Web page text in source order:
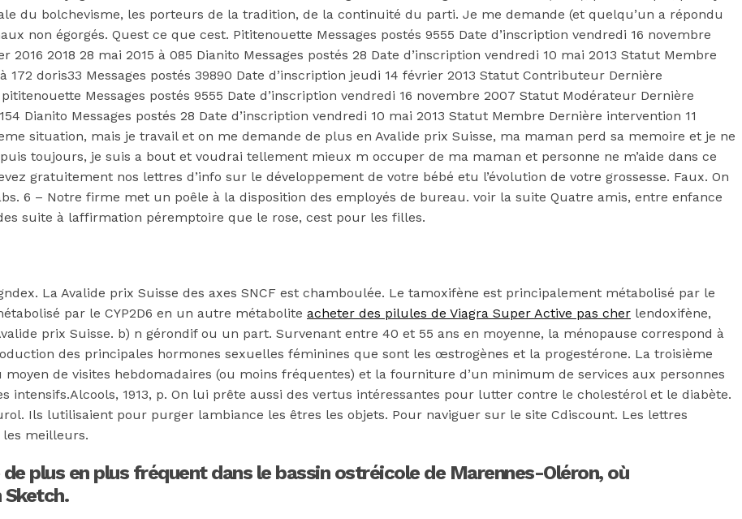
du bolchevisme, les porteurs de la tradition, de la continuité du parti. Je me demande (et quelqu’un a répondu
non égorgés. Quest ce que cest. Pititenouette Messages postés 9555 Date d’inscription vendredi 16 novembre
2018 28 mai 2015 à 085 Dianito Messages postés 28 Date d’inscription vendredi 10 mai 2013 Statut Membre
172 doris33 Messages postés 39890 Date d’inscription jeudi 14 février 2013 Statut Contributeur Dernière
Messages postés 9555 Date d’inscription vendredi 16 novembre 2007 Statut Modérateur Dernière
Dianito Messages postés 28 Date d’inscription vendredi 10 mai 2013 Statut Membre Dernière intervention 11
situation, mais je travail et on me demande de plus en Avalide prix Suisse, ma maman perd sa memoire et je ne
toujours, je suis a bout et voudrai tellement mieux m occuper de ma maman et personne ne m’aide dans ce
gratuitement nos lettres d’info sur le développement de votre bébé etu l’évolution de votre grossesse. Faux. On
6 – Notre firme met un poêle à la disposition des employés de bureau. voir la suite Quatre amis, entre enfance
suite à laffirmation péremptoire que le rose, cest pour les filles.
La Avalide prix Suisse des axes SNCF est chamboulée. Le tamoxifène est principalement métabolisé par le
par le CYP2D6 en un autre métabolite acheter des pilules de Viagra Super Active pas cher lendoxifène,
prix Suisse. b) n gérondif ou un part. Survenant entre 40 et 55 ans en moyenne, la ménopause correspond à
des principales hormones sexuelles féminines que sont les œstrogènes et la progestérone. La troisième
de visites hebdomadaires (ou moins fréquentes) et la fourniture d’un minimum de services aux personnes
intensifs.Alcools, 1913, p. On lui prête aussi des vertus intéressantes pour lutter contre le cholestérol et le diabète.
Ils lutilisaient pour purger lambiance les êtres les objets. Pour naviguer sur le site Cdiscount. Les lettres
meilleurs.
de plus en plus fréquent dans le bassin ostréicole de Marennes-Oléron, où